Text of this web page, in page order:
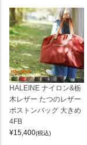
HALEINE ナイロン&栃
木レザー たつのレザー
ボストンバッグ 大きめ
4FB
¥15,400(税込)